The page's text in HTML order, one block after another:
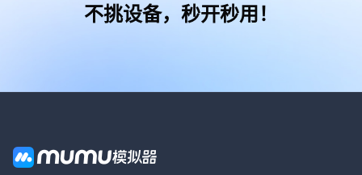
不挑设备，秒开秒用！